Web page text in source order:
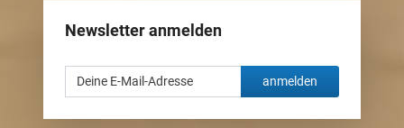
Newsletter anmelden
anmelden